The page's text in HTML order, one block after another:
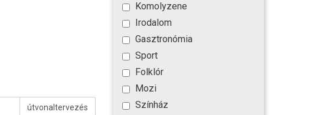
útvonaltervezés
Komolyzene
Irodalom
Gasztronómia
Sport
Folklór
Mozi
Színház